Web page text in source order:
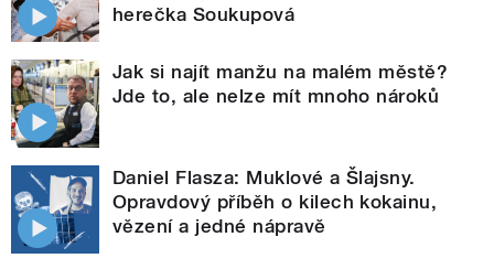
herečka Soukupová
Jak si najít manžu na malém městě?
Jde to, ale nelze mít mnoho nároků
Daniel Flasza: Muklové a Šlajsny.
Opravdový příběh o kilech kokainu,
vězení a jedné nápravě